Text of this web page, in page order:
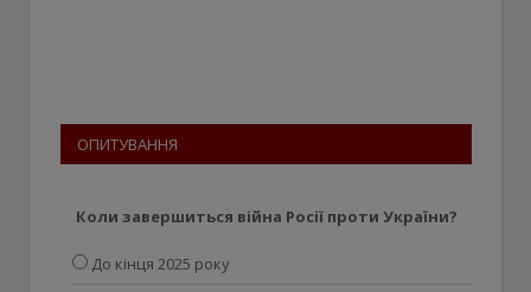
ОПИТУВАННЯ
Коли завершиться війна Росії проти України?
До кінця 2025 року